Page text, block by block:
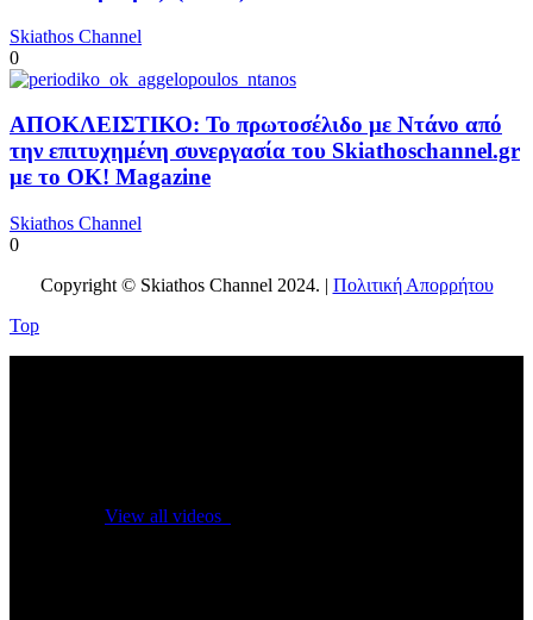
Skiathos Channel
0
ΑΠΟΚΛΕΙΣΤΙΚΟ: Το πρωτοσέλιδο με Ντάνο από
την επιτυχημένη συνεργασία του Skiathoschannel.gr
με το OK! Magazine
Skiathos Channel
0
Copyright © Skiathos Channel 2024. | Πολιτική Απορρήτου
Top
View all videos